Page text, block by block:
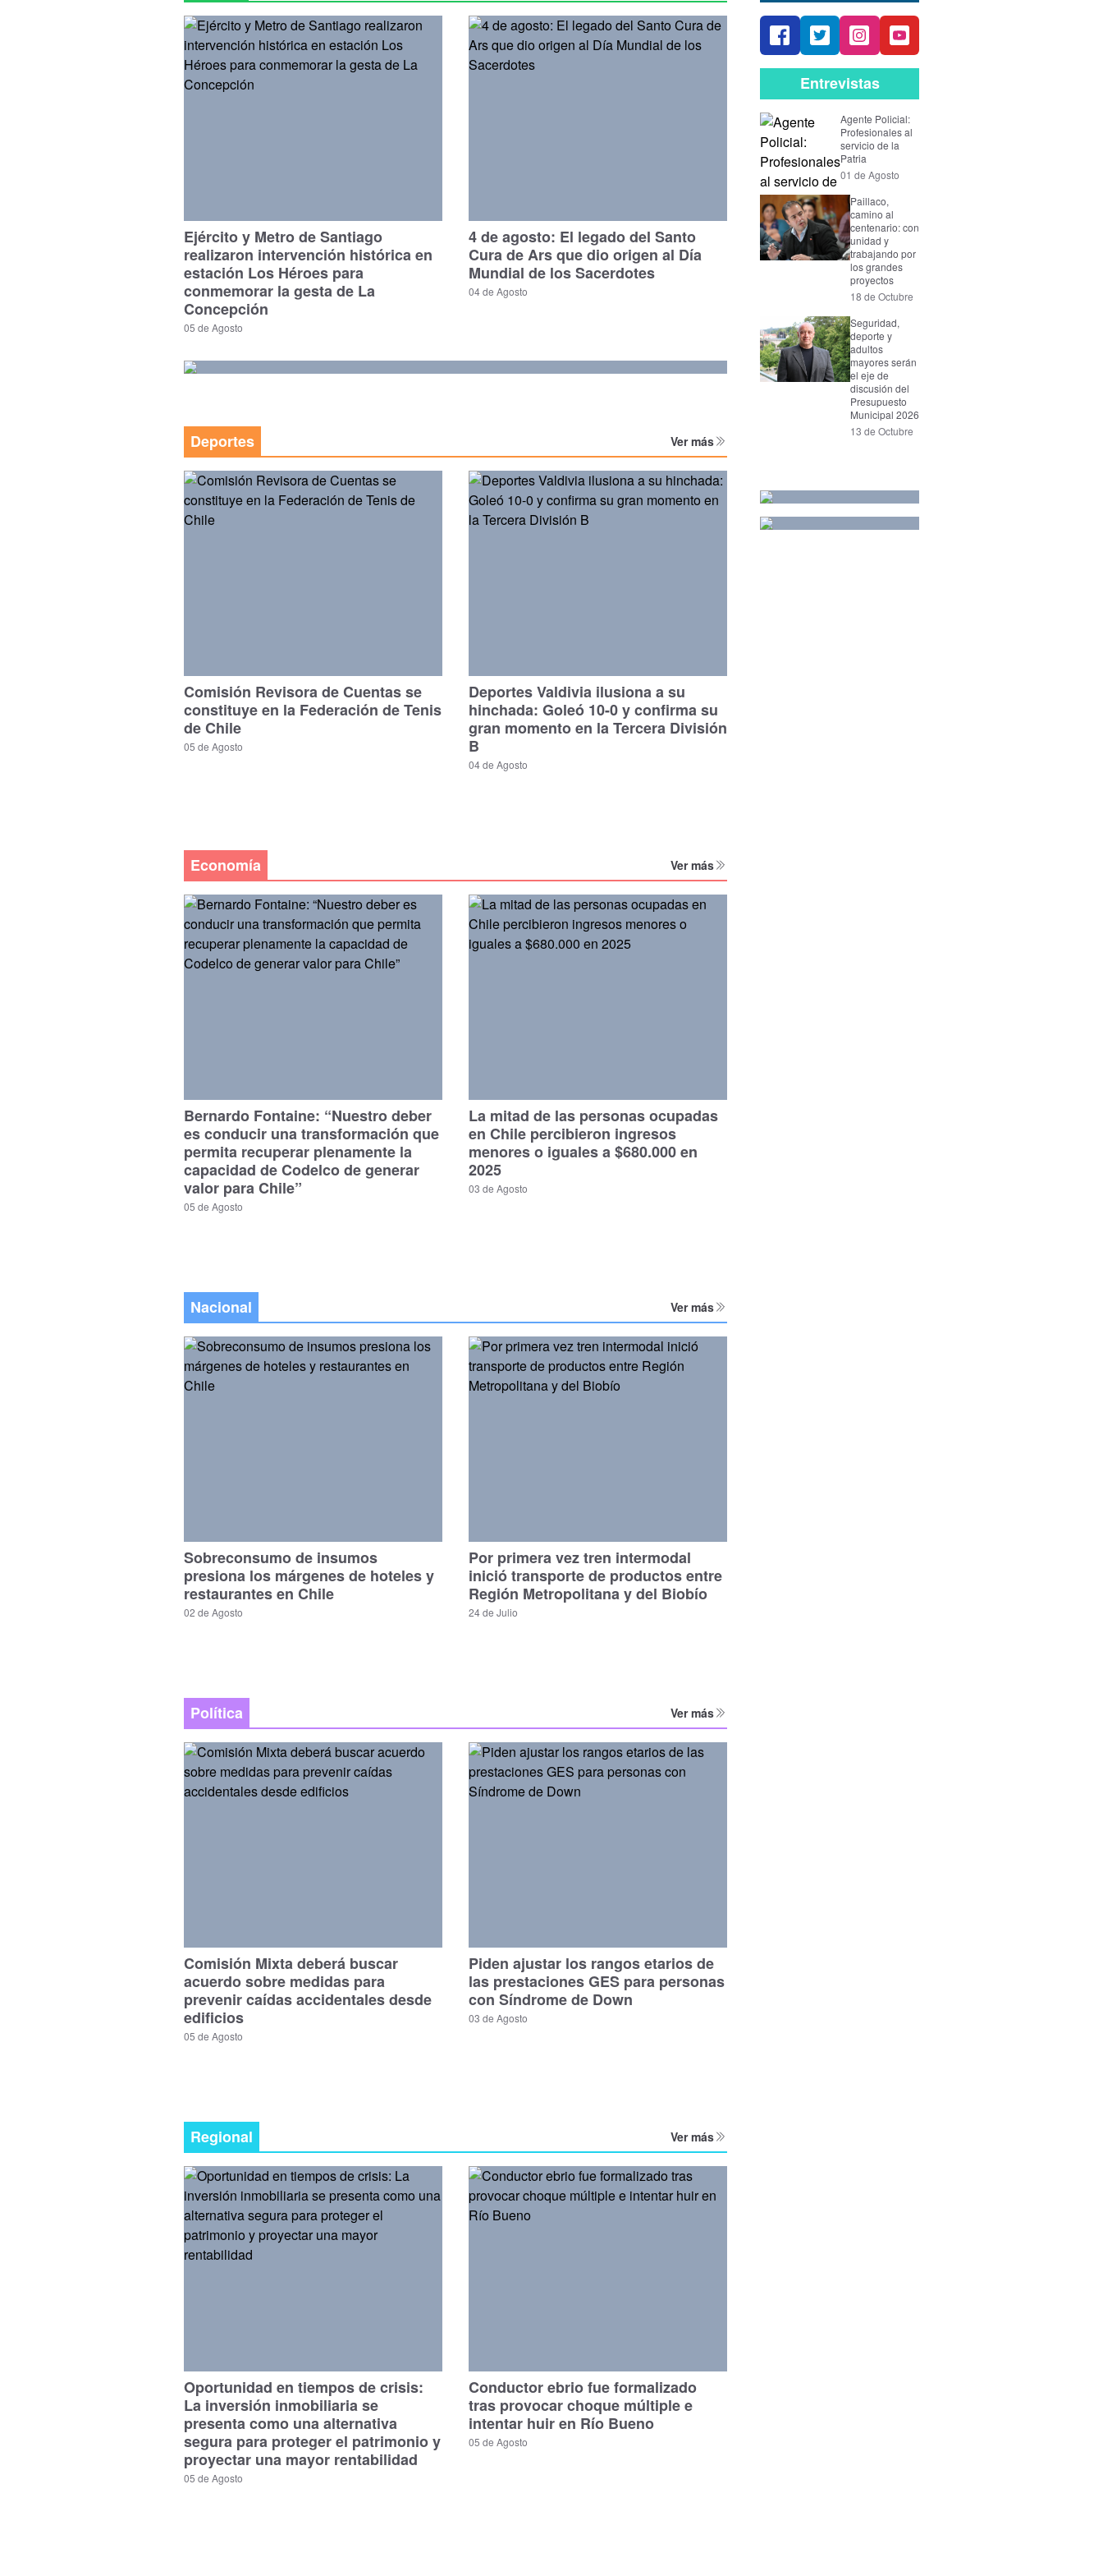
Ejército y Metro de Santiago
realizaron intervención histórica en
estación Los Héroes para
conmemorar la gesta de La
Concepción
05 de Agosto
4 de agosto: El legado del Santo
Cura de Ars que dio origen al Día
Mundial de los Sacerdotes
04 de Agosto
Deportes Ver más
Comisión Revisora de Cuentas se
constituye en la Federación de Tenis
de Chile
05 de Agosto
Deportes Valdivia ilusiona a su
hinchada: Goleó 10-0 y confirma su
gran momento en la Tercera División
B
04 de Agosto
Economía Ver más
Bernardo Fontaine: “Nuestro deber
es conducir una transformación que
permita recuperar plenamente la
capacidad de Codelco de generar
valor para Chile”
05 de Agosto
La mitad de las personas ocupadas
en Chile percibieron ingresos
menores o iguales a $680.000 en
2025
03 de Agosto
Nacional Ver más
Sobreconsumo de insumos
presiona los márgenes de hoteles y
restaurantes en Chile
02 de Agosto
Por primera vez tren intermodal
inició transporte de productos entre
Región Metropolitana y del Biobío
24 de Julio
Política Ver más
Comisión Mixta deberá buscar
acuerdo sobre medidas para
prevenir caídas accidentales desde
edificios
05 de Agosto
Piden ajustar los rangos etarios de
las prestaciones GES para personas
con Síndrome de Down
03 de Agosto
Regional Ver más
Oportunidad en tiempos de crisis:
La inversión inmobiliaria se
presenta como una alternativa
segura para proteger el patrimonio y
proyectar una mayor rentabilidad
05 de Agosto
Conductor ebrio fue formalizado
tras provocar choque múltiple e
intentar huir en Río Bueno
05 de Agosto
Entrevistas
Agente Policial:
Profesionales al
servicio de la
Patria
01 de Agosto
Paillaco,
camino al
centenario: con
unidad y
trabajando por
los grandes
proyectos
18 de Octubre
Seguridad,
deporte y
adultos
mayores serán
el eje de
discusión del
Presupuesto
Municipal 2026
13 de Octubre